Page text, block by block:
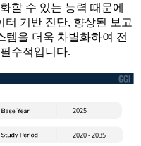
할 수 있는 능력 때문에
터 기반 진단, 향상된 보고
템을 더욱 차별화하여 전
수적입니다.